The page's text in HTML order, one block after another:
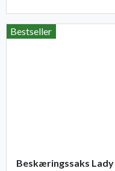
Bestseller
Beskæringssaks Lady